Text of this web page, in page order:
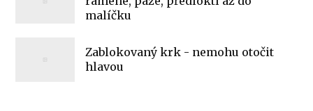
malíčku
Zablokovaný krk - nemohu otočit
hlavou